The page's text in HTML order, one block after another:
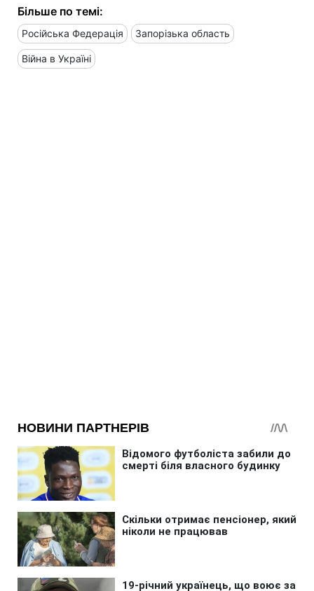
Більше по темі:
Російська Федерація Запорізька область
Війна в Україні